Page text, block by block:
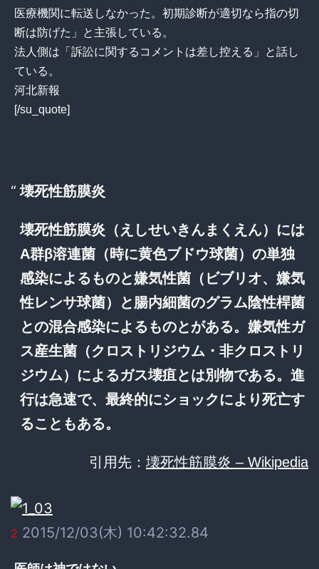
医療機関に転送しなかった。初期診断が適切なら指の切
断は防げた」と主張している。
法人側は「訴訟に関するコメントは差し控える」と話し
ている。
河北新報
[/su_quote]
壊死性筋膜炎
壊死性筋膜炎（えしせいきんまくえん）には
A群β溶連菌（時に黄色ブドウ球菌）の単独
感染によるものと嫌気性菌（ビブリオ、嫌気
性レンサ球菌）と腸内細菌のグラム陰性桿菌
との混合感染によるものとがある。嫌気性ガ
ス産生菌（クロストリジウム・非クロストリ
ジウム）によるガス壊疽とは別物である。進
行は急速で、最終的にショックにより死亡す
ることもある。
引用先： 壊死性筋膜炎 – Wikipedia
2 2015/12/03(木) 10:42:32.84